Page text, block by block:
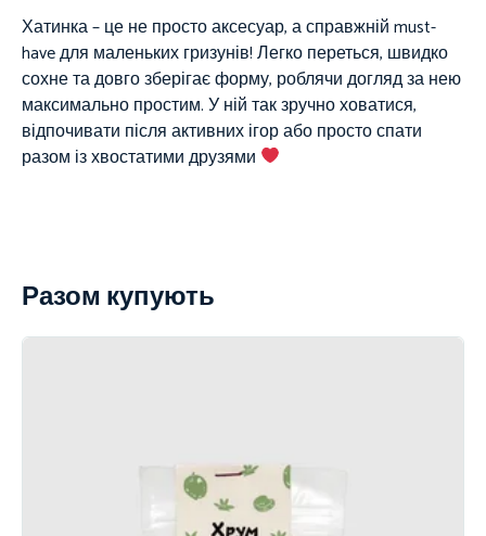
Хатинка – це не просто аксесуар, а справжній must-
have для маленьких гризунів! Легко переться, швидко
сохне та довго зберігає форму, роблячи догляд за нею
максимально простим. У ній так зручно ховатися,
відпочивати після активних ігор або просто спати
разом із хвостатими друзями
Разом купують